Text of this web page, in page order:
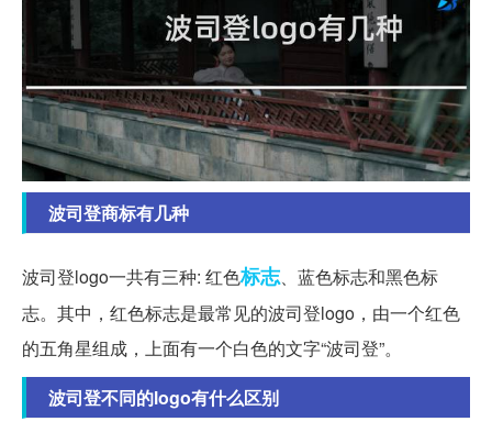
波司登商标有几种
波司登logo一共有三种: 红色标志 、蓝色标志和黑色标
志。其中，红色标志是最常见的波司登logo，由一个红色
的五角星组成，上面有一个白色的文字“波司登”。
波司登不同的logo有什么区别